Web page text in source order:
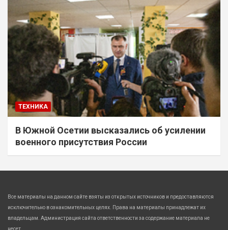
ТЕХНИКА
В Южной Осетии высказались об усилении
военного присутствия России
Все материалы на данном сайте взяты из открытых источников и предоставляются
исключительно в ознакомительных целях. Права на материалы принадлежат их
владельцам. Администрация сайта ответственности за содержание материала не